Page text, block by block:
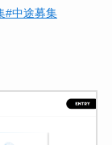
#中途募集